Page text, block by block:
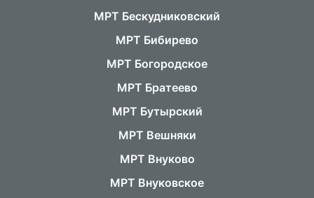
МРТ Бескудниковский
МРТ Бибирево
МРТ Богородское
МРТ Братеево
МРТ Бутырский
МРТ Вешняки
МРТ Внуково
МРТ Внуковское